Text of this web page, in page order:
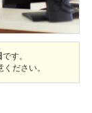
です。
ださい。